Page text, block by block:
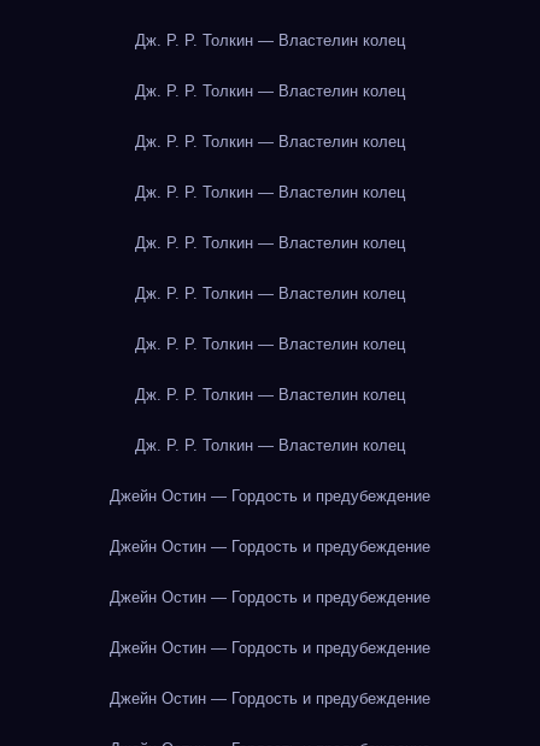
Дж. Р. Р. Толкин — Властелин колец
Дж. Р. Р. Толкин — Властелин колец
Дж. Р. Р. Толкин — Властелин колец
Дж. Р. Р. Толкин — Властелин колец
Дж. Р. Р. Толкин — Властелин колец
Дж. Р. Р. Толкин — Властелин колец
Дж. Р. Р. Толкин — Властелин колец
Дж. Р. Р. Толкин — Властелин колец
Дж. Р. Р. Толкин — Властелин колец
Джейн Остин — Гордость и предубеждение
Джейн Остин — Гордость и предубеждение
Джейн Остин — Гордость и предубеждение
Джейн Остин — Гордость и предубеждение
Джейн Остин — Гордость и предубеждение